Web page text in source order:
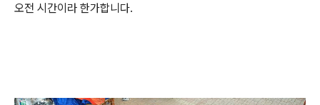
오전 시간이라 한가합니다.